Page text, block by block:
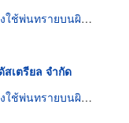
นทรายบนผิวโลหะ
สเตรียล จำกัด
นทรายบนผิวโลหะ